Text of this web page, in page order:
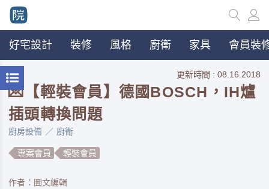
好宅設計 裝修 風格 廚衛 家具 會員裝
更新時間 : 08.16.2018
💌【輕裝會員】德國BOSCH，IH爐
插頭轉換問題
廚房設備 廚衛
專案會員 輕裝會員
作者：圖文編輯